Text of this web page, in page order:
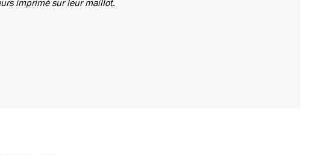
imprimé sur leur maillot.